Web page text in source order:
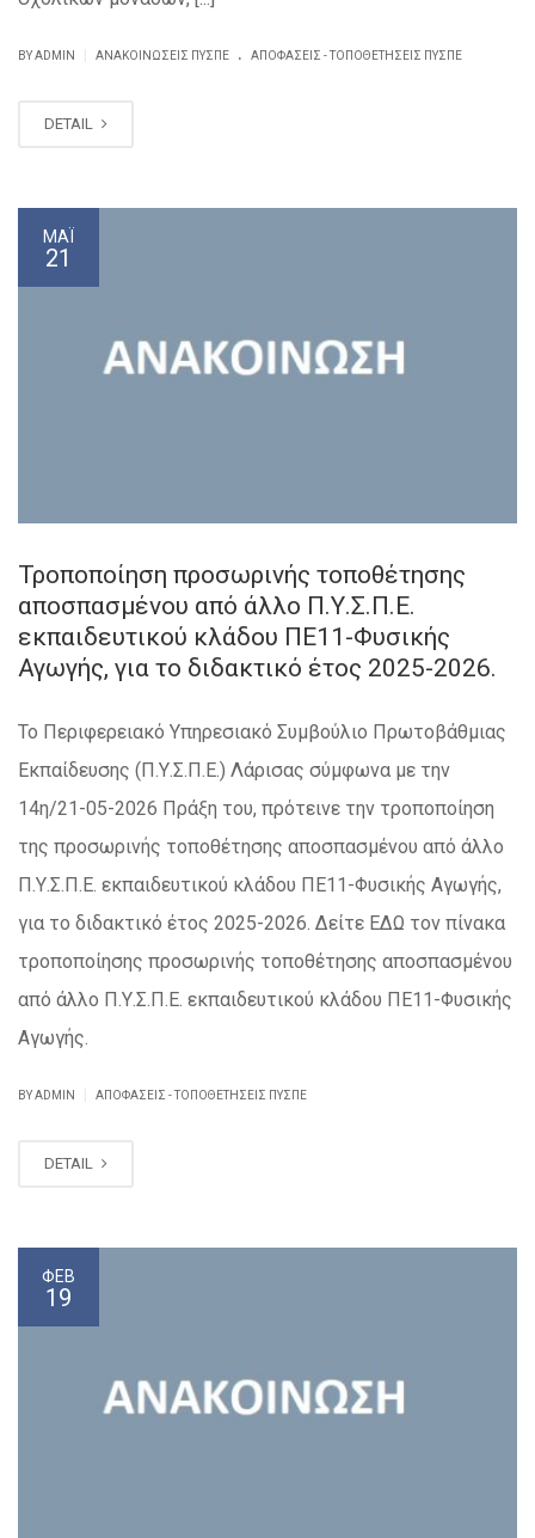
BY ADMIN ΑΝΑΚΟΙΝΏΣΕΙΣ ΠΥΣΠΕ . ΑΠΟΦΆΣΕΙΣ - ΤΟΠΟΘΕΤΉΣΕΙΣ ΠΥΣΠΕ
DETAIL
ΜΆΙ
21
Τροποποίηση προσωρινής τοποθέτησης
αποσπασμένου από άλλο Π.Υ.Σ.Π.Ε.
εκπαιδευτικού κλάδου ΠΕ11-Φυσικής
Αγωγής, για το διδακτικό έτος 2025-2026.
Το Περιφερειακό Υπηρεσιακό Συμβούλιο Πρωτοβάθμιας
Εκπαίδευσης (Π.Υ.Σ.Π.Ε.) Λάρισας σύμφωνα με την
14η/21-05-2026 Πράξη του, πρότεινε την τροποποίηση
της προσωρινής τοποθέτησης αποσπασμένου από άλλο
Π.Υ.Σ.Π.Ε. εκπαιδευτικού κλάδου ΠΕ11-Φυσικής Αγωγής,
για το διδακτικό έτος 2025-2026. Δείτε ΕΔΩ τον πίνακα
τροποποίησης προσωρινής τοποθέτησης αποσπασμένου
από άλλο Π.Υ.Σ.Π.Ε. εκπαιδευτικού κλάδου ΠΕ11-Φυσικής
Αγωγής.
BY ADMIN ΑΠΟΦΆΣΕΙΣ - ΤΟΠΟΘΕΤΉΣΕΙΣ ΠΥΣΠΕ
DETAIL
ΦΕΒ
19